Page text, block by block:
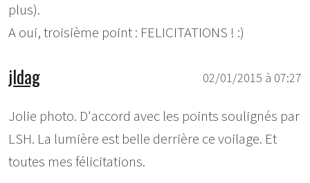
plus).
A oui, troisième point : FELICITATIONS ! :)
02/01/2015 à 07:27
jldag
Jolie photo. D'accord avec les points soulignés par
LSH. La lumière est belle derrière ce voilage. Et
toutes mes félicitations.